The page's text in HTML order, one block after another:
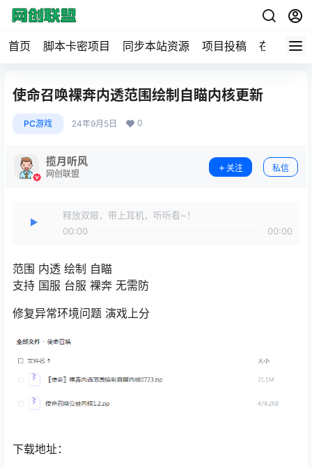
首页 脚本卡密项目 同步本站资源 项目投稿 在线工具
使命召唤裸奔内透范围绘制自瞄内核更新
PC游戏 24年9月5日 0
揽月听风
网创联盟
关注 私信
释放双眼，带上耳机，听听看~！
00:00
00:00
范围 内透 绘制 自瞄
支持 国服 台服 裸奔 无需防
修复异常环境问题 演戏上分
下载地址：